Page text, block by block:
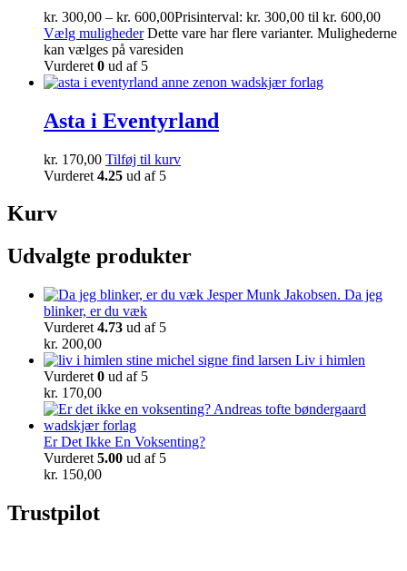
kr. 300,00 – kr. 600,00Prisinterval: kr. 300,00 til kr. 600,00
Vælg muligheder Dette vare har flere varianter. Mulighederne
kan vælges på varesiden
Vurderet 0 ud af 5
Asta i Eventyrland
kr. 170,00 Tilføj til kurv
Vurderet 4.25 ud af 5
Kurv
Udvalgte produkter
Da jeg
blinker, er du væk
Vurderet 4.73 ud af 5
kr. 200,00
Liv i himlen
Vurderet 0 ud af 5
kr. 170,00
Er Det Ikke En Voksenting?
Vurderet 5.00 ud af 5
kr. 150,00
Trustpilot